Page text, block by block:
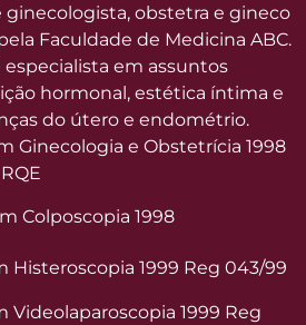
ginecologista, obstetra e gineco
Faculdade de Medicina ABC.
em assuntos
hormonal, estética íntima e
do útero e endométrio.
Ginecologia e Obstetrícia 1998
Colposcopia 1998
Histeroscopia 1999 Reg 043/99
Videolaparoscopia 1999 Reg